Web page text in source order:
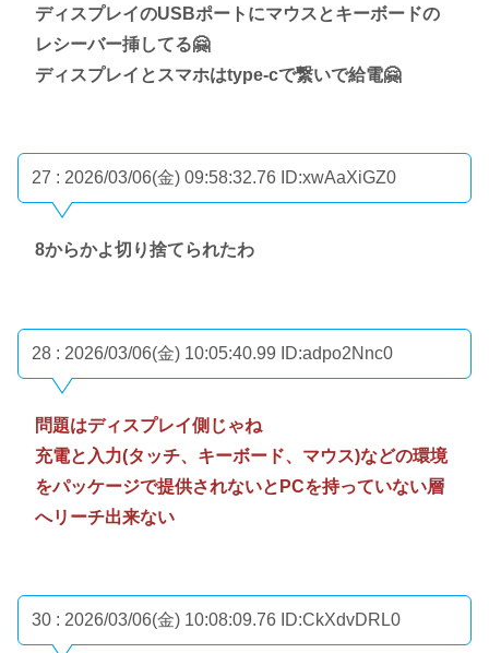
ディスプレイのUSBポートにマウスとキーボードの
レシーバー挿してる🤗
ディスプレイとスマホはtype-cで繋いで給電🤗
27 : 2026/03/06(金) 09:58:32.76 ID:xwAaXiGZ0
8からかよ切り捨てられたわ
28 : 2026/03/06(金) 10:05:40.99 ID:adpo2Nnc0
問題はディスプレイ側じゃね
充電と入力(タッチ、キーボード、マウス)などの環境
をパッケージで提供されないとPCを持っていない層
へリーチ出来ない
30 : 2026/03/06(金) 10:08:09.76 ID:CkXdvDRL0